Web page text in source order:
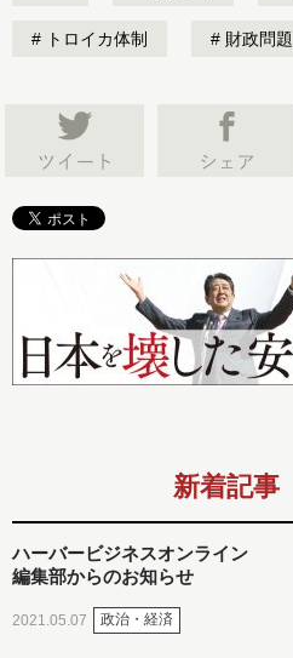
トロイカ体制 財政問題
新着記事
ハーバービジネスオンライン
編集部からのお知らせ
2021.05.07 政治・経済